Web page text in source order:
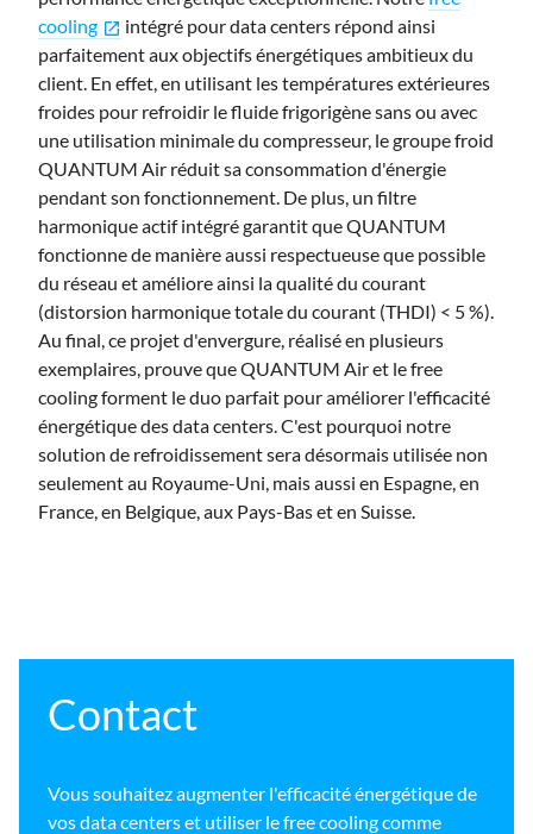
cooling open_in_new intégré pour data centers répond ainsi
parfaitement aux objectifs énergétiques ambitieux du
client. En effet, en utilisant les températures extérieures
froides pour refroidir le fluide frigorigène sans ou avec
une utilisation minimale du compresseur, le groupe froid
QUANTUM Air réduit sa consommation d'énergie
pendant son fonctionnement. De plus, un filtre
harmonique actif intégré garantit que QUANTUM
fonctionne de manière aussi respectueuse que possible
du réseau et améliore ainsi la qualité du courant
(distorsion harmonique totale du courant (THDI) < 5 %).
Au final, ce projet d'envergure, réalisé en plusieurs
exemplaires, prouve que QUANTUM Air et le free
cooling forment le duo parfait pour améliorer l'efficacité
énergétique des data centers. C'est pourquoi notre
solution de refroidissement sera désormais utilisée non
seulement au Royaume-Uni, mais aussi en Espagne, en
France, en Belgique, aux Pays-Bas et en Suisse.
Contact
Vous souhaitez augmenter l'efficacité énergétique de
vos data centers et utiliser le free cooling comme